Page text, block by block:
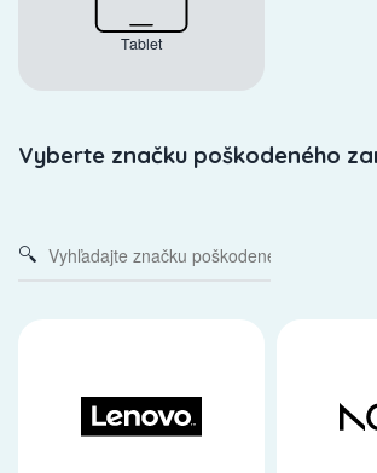
Tablet
Vyberte značku poškodeného